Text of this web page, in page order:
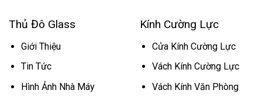
Thủ Đô Glass
Giới Thiệu
Tin Tức
Hình Ảnh Nhà Máy
Kính Cường Lực
Cửa Kính Cường Lực
Vách Kính Cường Lực
Vách Kính Văn Phòng